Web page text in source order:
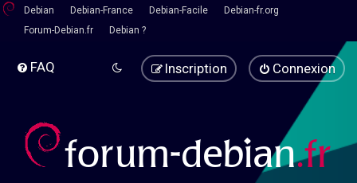
Debian Debian-France Debian-Facile
Debian-fr.org
Forum-Debian.fr
Debian ?
FAQ Connexion
Inscription